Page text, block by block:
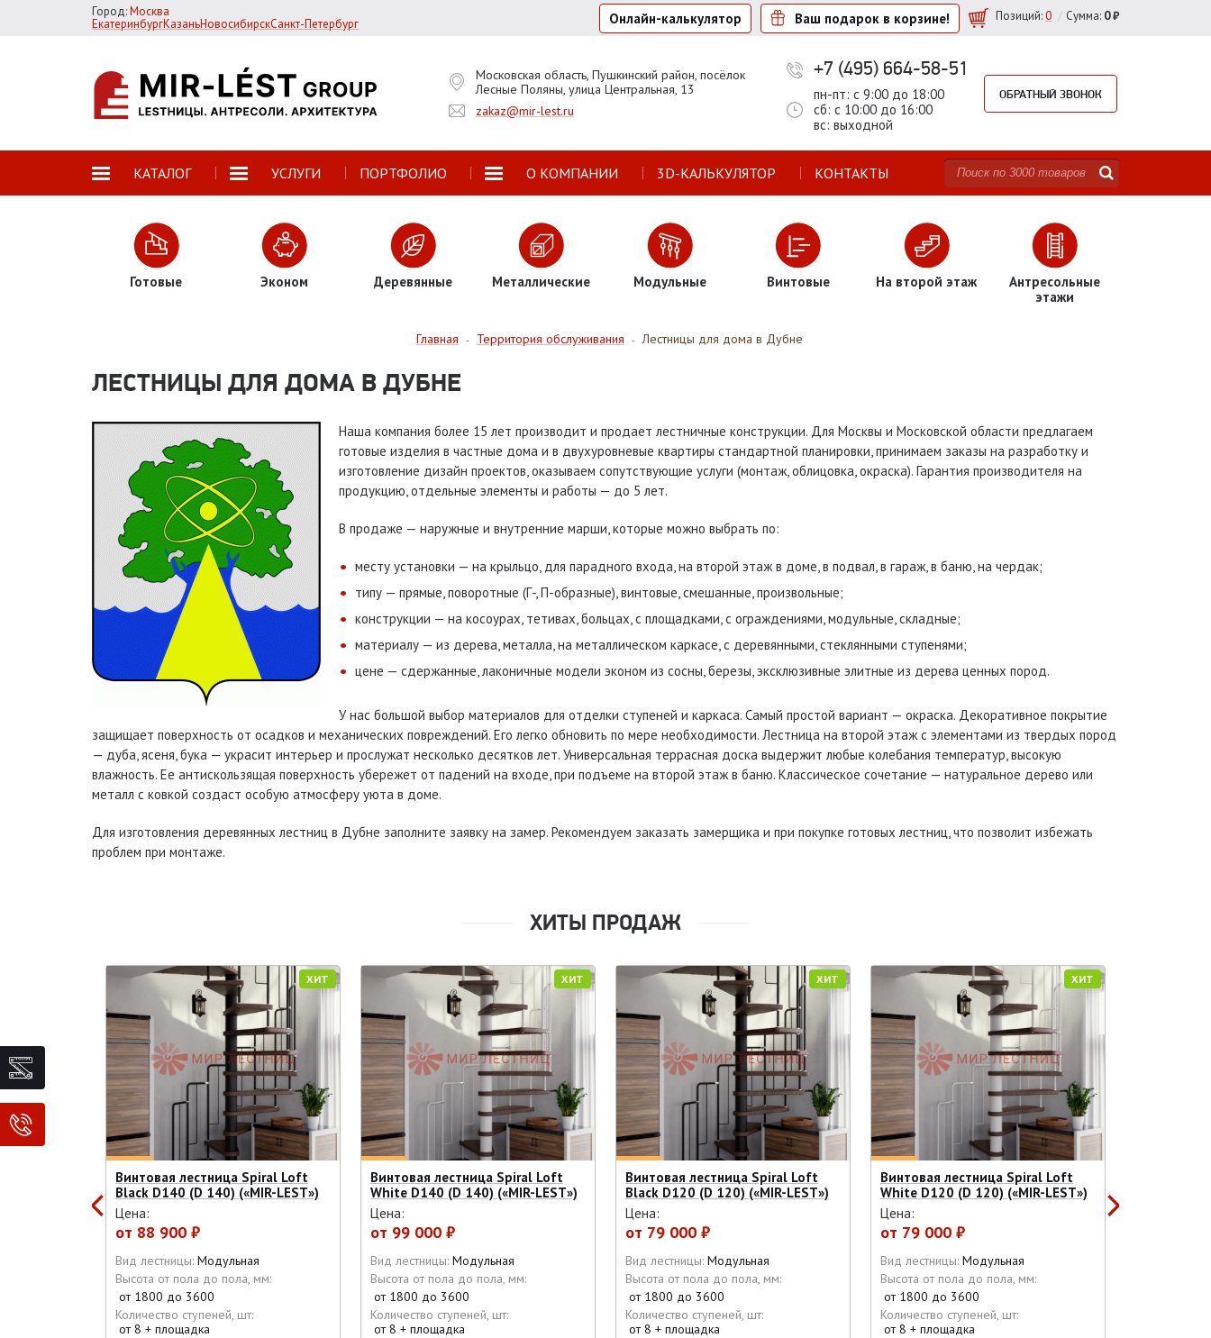
Город:Москва
ЕкатеринбургКазаньНовосибирскСанкт-Петербург Онлайн-калькулятор Ваш подарок в корзине! Позиций:0 / Сумма: 0 ₽
Московская область, Пушкинский район, посёлок
Лесные Поляны, улица Центральная, 13
zakaz@mir-lest.ru
+7 (495) 664-58-51
пн-пт: с 9:00 до 18:00
сб: с 10:00 до 16:00
вс: выходной
ОБРАТНЫЙ ЗВОНОК
КАТАЛОГ УСЛУГИ ПОРТФОЛИО О КОМПАНИИ 3D-КАЛЬКУЛЯТОР КОНТАКТЫ
Готовые Эконом Деревянные Металлические Модульные Винтовые На второй этаж
Антресольные
этажи
Главная - Территория обслуживания - Лестницы для дома в Дубне
ЛЕСТНИЦЫ ДЛЯ ДОМА В ДУБНЕ
Наша компания более 15 лет производит и продает лестничные конструкции. Для Москвы и Московской области предлагаем
готовые изделия в частные дома и в двухуровневые квартиры стандартной планировки, принимаем заказы на разработку и
изготовление дизайн проектов, оказываем сопутствующие услуги (монтаж, облицовка, окраска). Гарантия производителя на
продукцию, отдельные элементы и работы — до 5 лет.
В продаже — наружные и внутренние марши, которые можно выбрать по:
месту установки — на крыльцо, для парадного входа, на второй этаж в доме, в подвал, в гараж, в баню, на чердак;
типу — прямые, поворотные (Г-, П-образные), винтовые, смешанные, произвольные;
конструкции — на косоурах, тетивах, больцах, с площадками, с ограждениями, модульные, складные;
материалу — из дерева, металла, на металлическом каркасе, с деревянными, стеклянными ступенями;
цене — сдержанные, лаконичные модели эконом из сосны, березы, эксклюзивные элитные из дерева ценных пород.
У нас большой выбор материалов для отделки ступеней и каркаса. Самый простой вариант — окраска. Декоративное покрытие
защищает поверхность от осадков и механических повреждений. Его легко обновить по мере необходимости. Лестница на второй этаж с элементами из твердых пород
— дуба, ясеня, бука — украсит интерьер и прослужат несколько десятков лет. Универсальная террасная доска выдержит любые колебания температур, высокую
влажность. Ее антискользящая поверхность убережет от падений на входе, при подъеме на второй этаж в баню. Классическое сочетание — натуральное дерево или
металл с ковкой создаст особую атмосферу уюта в доме.
Для изготовления деревянных лестниц в Дубне заполните заявку на замер. Рекомендуем заказать замерщика и при покупке готовых лестниц, что позволит избежать
проблем при монтаже.
ХИТЫ ПРОДАЖ
ХИТ
Винтовая лестница Spiral Loft
Black D140 (D 140) («MIR-LEST»)
Цена:
от 88 900 ₽
Вид лестницы: Модульная
Высота от пола до пола, мм:
от 1800 до 3600
Количество ступеней, шт:
от 8 + площадка
ХИТ
Винтовая лестница Spiral Loft
White D140 (D 140) («MIR-LEST»)
Цена:
от 99 000 ₽
Вид лестницы: Модульная
Высота от пола до пола, мм:
от 1800 до 3600
Количество ступеней, шт:
от 8 + площадка
ХИТ
Винтовая лестница Spiral Loft
Black D120 (D 120) («MIR-LEST»)
Цена:
от 79 000 ₽
Вид лестницы: Модульная
Высота от пола до пола, мм:
от 1800 до 3600
Количество ступеней, шт:
от 8 + площадка
ХИТ
Винтовая лестница Spiral Loft
White D120 (D 120) («MIR-LEST»)
Цена:
от 79 000 ₽
Вид лестницы: Модульная
Высота от пола до пола, мм:
от 1800 до 3600
Количество ступеней, шт:
от 8 + площадка